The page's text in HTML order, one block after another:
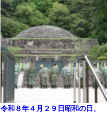
令和８年４月２９日昭和の日、